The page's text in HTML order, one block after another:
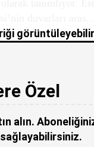
Özel
alın.
sağlayabilirsiniz.